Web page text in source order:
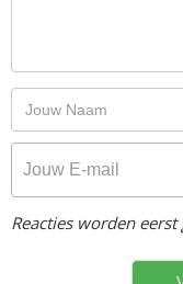
Reacties worden